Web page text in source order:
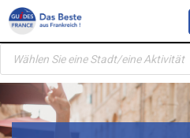
Skip
content
Products
search